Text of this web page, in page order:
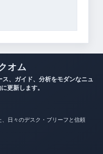
オム
、ガイド、分析をモダンなニュ
更新します。
日々のデスク・ブリーフと信頼